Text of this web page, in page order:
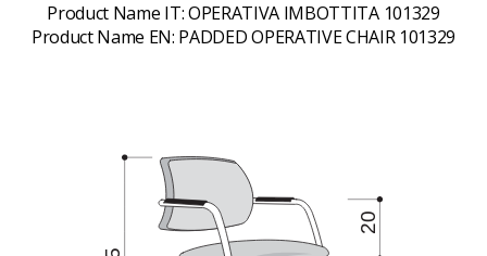
Product Name IT:OPERATIVA IMBOTTITA 101329
Product Name EN: PADDED OPERATIVE CHAIR 101329